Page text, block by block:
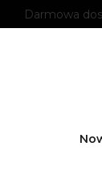
Darmowa